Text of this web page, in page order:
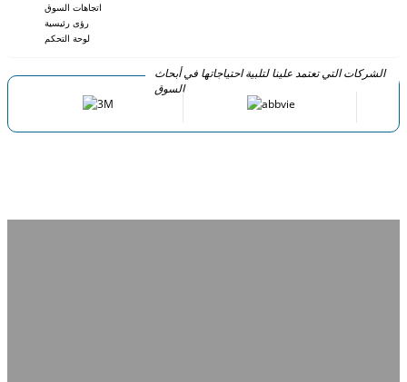
اتجاهات السوق
رؤى رئيسية
لوحة التحكم
الشركات التي تعتمد علينا لتلبية احتياجاتها في أبحاث
السوق